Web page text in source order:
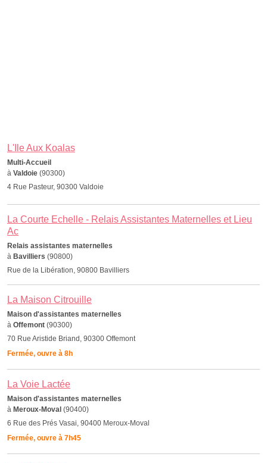
L'Ile Aux Koalas
Multi-Accueil
à Valdoie (90300)
4 Rue Pasteur, 90300 Valdoie
La Courte Echelle - Relais Assistantes Maternelles et Lieu
Ac
Relais assistantes maternelles
à Bavilliers (90800)
Rue de la Libération, 90800 Bavilliers
La Maison Citrouille
Maison d'assistantes maternelles
à Offemont (90300)
70 Rue Aristide Briand, 90300 Offemont
Fermée, ouvre à 8h
La Voie Lactée
Maison d'assistantes maternelles
à Meroux-Moval (90400)
6 Rue des Prés Vasai, 90400 Meroux-Moval
Fermée, ouvre à 7h45